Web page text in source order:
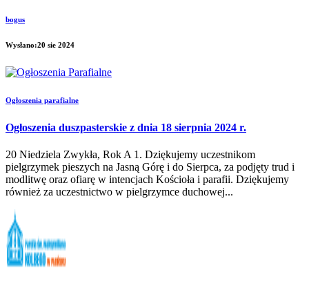
bogus
Wysłano:20 sie 2024
Ogłoszenia parafialne
Ogłoszenia duszpasterskie z dnia 18 sierpnia 2024 r.
20 Niedziela Zwykła, Rok A 1. Dziękujemy uczestnikom
pielgrzymek pieszych na Jasną Górę i do Sierpca, za podjęty trud i
modlitwę oraz ofiarę w intencjach Kościoła i parafii. Dziękujemy
również za uczestnictwo w pielgrzymce duchowej...